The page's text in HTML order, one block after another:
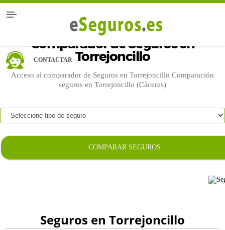
CONTACTAR
Comparador de Seguros en
Torrejoncillo
Acceso al comparador de Seguros en Torrejoncillo Comparación
seguros en Torrejoncillo (Cáceres)
COMPARAR SEGUROS
Seguros en Torrejoncillo